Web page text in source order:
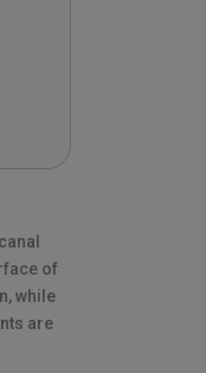
of
while
are